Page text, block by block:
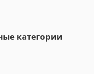
категории